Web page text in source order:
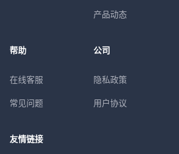
产品动态
帮助
在线客服
常见问题
公司
隐私政策
用户协议
友情链接